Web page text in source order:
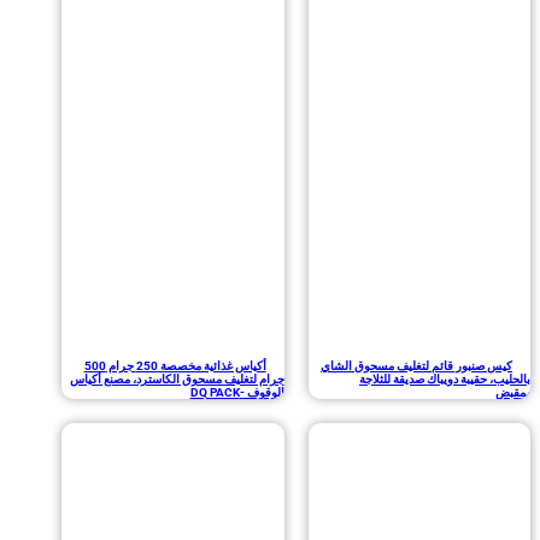
قائم لتغليف مسحوق الشاي
حقيبة دويباك صديقة للثلاجة
أكياس غذائية مخصصة 250 جرام 500
جرام لتغليف مسحوق الكاسترد، مصنع أكياس
الوقوف -DQ PACK